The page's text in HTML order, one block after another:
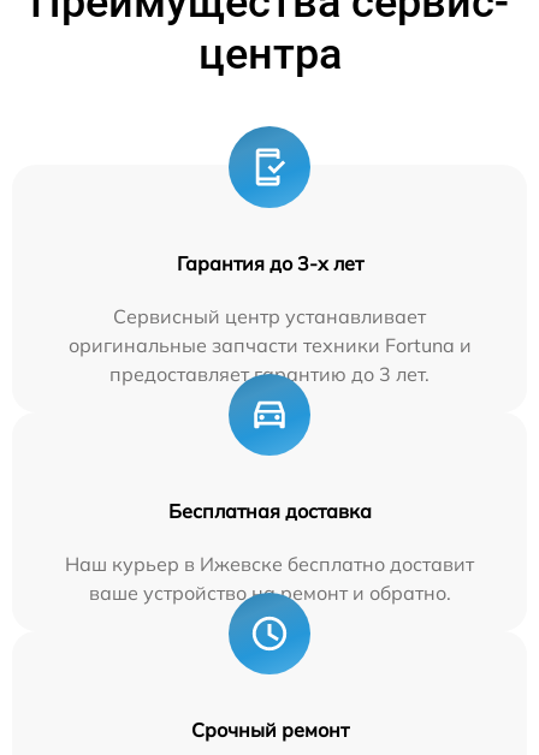
центра
Гарантия до 3-х лет
Сервисный центр устанавливает
оригинальные запчасти техники Fortuna и
предоставляет гарантию до 3 лет.
Бесплатная доставка
Наш курьер в Ижевске бесплатно доставит
ваше устройство на ремонт и обратно.
Срочный ремонт